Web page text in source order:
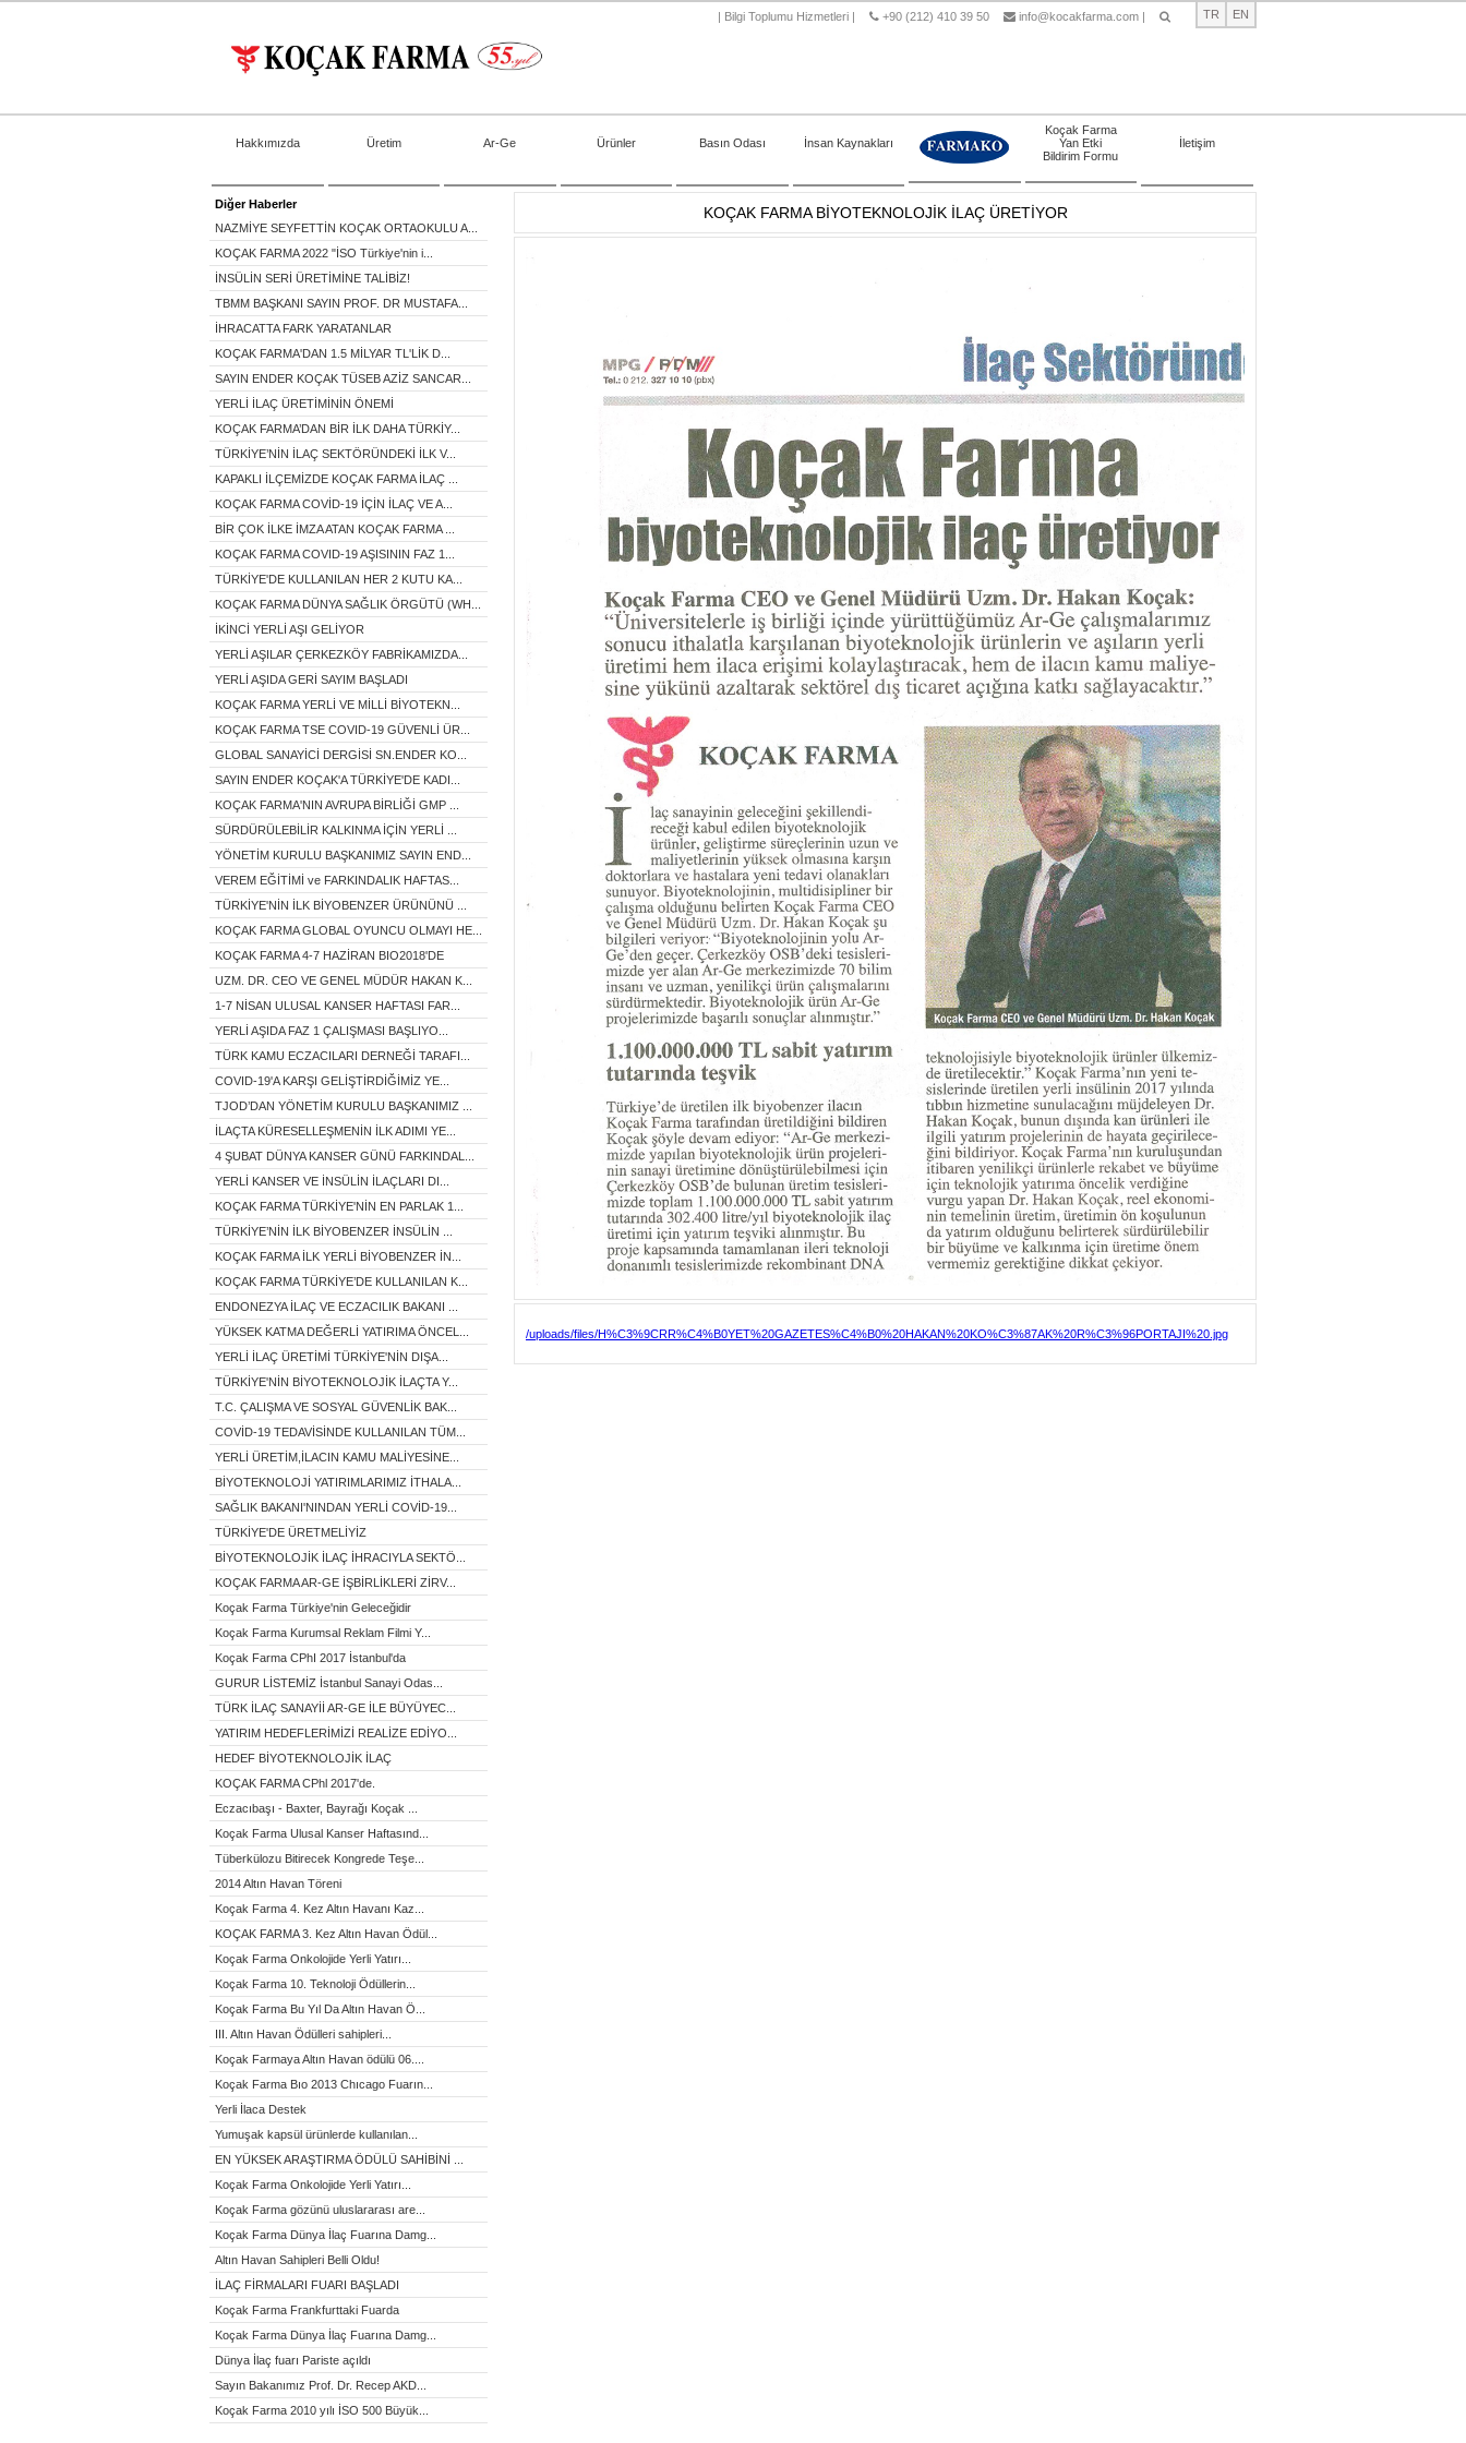
| Bilgi Toplumu Hizmetleri | +90 (212) 410 39 50 info@kocakfarma.com | TR EN
Hakkımızda Üretim Ar-Ge Ürünler Basın Odası İnsan Kaynakları
Koçak Farma
Yan Etki
Bildirim Formu
İletişim
Diğer Haberler
NAZMİYE SEYFETTİN KOÇAK ORTAOKULU A...
KOÇAK FARMA 2022 "İSO Türkiye'nin i...
İNSÜLİN SERİ ÜRETİMİNE TALİBİZ!
TBMM BAŞKANI SAYIN PROF. DR MUSTAFA...
İHRACATTA FARK YARATANLAR
KOÇAK FARMA'DAN 1.5 MİLYAR TL'LİK D...
SAYIN ENDER KOÇAK TÜSEB AZİZ SANCAR...
YERLİ İLAÇ ÜRETİMİNİN ÖNEMİ
KOÇAK FARMA’DAN BİR İLK DAHA TÜRKİY...
TÜRKİYE’NİN İLAÇ SEKTÖRÜNDEKİ İLK V...
KAPAKLI İLÇEMİZDE KOÇAK FARMA İLAÇ ...
KOÇAK FARMA COVİD-19 İÇİN İLAÇ VE A...
BİR ÇOK İLKE İMZA ATAN KOÇAK FARMA ...
KOÇAK FARMA COVID-19 AŞISININ FAZ 1...
TÜRKİYE'DE KULLANILAN HER 2 KUTU KA...
KOÇAK FARMA DÜNYA SAĞLIK ÖRGÜTÜ (WH...
İKİNCİ YERLİ AŞI GELİYOR
YERLİ AŞILAR ÇERKEZKÖY FABRİKAMIZDA...
YERLİ AŞIDA GERİ SAYIM BAŞLADI
KOÇAK FARMA YERLİ VE MİLLİ BİYOTEKN...
KOÇAK FARMA TSE COVID-19 GÜVENLİ ÜR...
GLOBAL SANAYİCİ DERGİSİ SN.ENDER KO...
SAYIN ENDER KOÇAK'A TÜRKİYE'DE KADI...
KOÇAK FARMA'NIN AVRUPA BİRLİĞİ GMP ...
SÜRDÜRÜLEBİLİR KALKINMA İÇİN YERLİ ...
YÖNETİM KURULU BAŞKANIMIZ SAYIN END...
VEREM EĞİTİMİ ve FARKINDALIK HAFTAS...
TÜRKİYE'NİN İLK BİYOBENZER ÜRÜNÜNÜ ...
KOÇAK FARMA GLOBAL OYUNCU OLMAYI HE...
KOÇAK FARMA 4-7 HAZİRAN BIO2018'DE
UZM. DR. CEO VE GENEL MÜDÜR HAKAN K...
1-7 NİSAN ULUSAL KANSER HAFTASI FAR...
YERLİ AŞIDA FAZ 1 ÇALIŞMASI BAŞLIYO...
TÜRK KAMU ECZACILARI DERNEĞİ TARAFI...
COVID-19'A KARŞI GELİŞTİRDİĞİMİZ YE...
TJOD’DAN YÖNETİM KURULU BAŞKANIMIZ ...
İLAÇTA KÜRESELLEŞMENİN İLK ADIMI YE...
4 ŞUBAT DÜNYA KANSER GÜNÜ FARKINDAL...
YERLİ KANSER VE İNSÜLİN İLAÇLARI DI...
KOÇAK FARMA TÜRKİYE'NİN EN PARLAK 1...
TÜRKİYE’NİN İLK BİYOBENZER İNSÜLİN ...
KOÇAK FARMA İLK YERLİ BİYOBENZER İN...
KOÇAK FARMA TÜRKİYE’DE KULLANILAN K...
ENDONEZYA İLAÇ VE ECZACILIK BAKANI ...
YÜKSEK KATMA DEĞERLİ YATIRIMA ÖNCEL...
YERLİ İLAÇ ÜRETİMİ TÜRKİYE'NİN DIŞA...
TÜRKİYE'NİN BİYOTEKNOLOJİK İLAÇTA Y...
T.C. ÇALIŞMA VE SOSYAL GÜVENLİK BAK...
COVİD-19 TEDAVİSİNDE KULLANILAN TÜM...
YERLİ ÜRETİM,İLACIN KAMU MALİYESİNE...
BİYOTEKNOLOJİ YATIRIMLARIMIZ İTHALA...
SAĞLIK BAKANI'NINDAN YERLİ COVİD-19...
TÜRKİYE'DE ÜRETMELİYİZ
BİYOTEKNOLOJİK İLAÇ İHRACIYLA SEKTÖ...
KOÇAK FARMA AR-GE İŞBİRLİKLERİ ZİRV...
Koçak Farma Türkiye'nin Geleceğidir
Koçak Farma Kurumsal Reklam Filmi Y...
Koçak Farma CPhI 2017 İstanbul'da
GURUR LİSTEMİZ İstanbul Sanayi Odas...
TÜRK İLAÇ SANAYİİ AR-GE İLE BÜYÜYEC...
YATIRIM HEDEFLERİMİZİ REALİZE EDİYO...
HEDEF BİYOTEKNOLOJİK İLAÇ
KOÇAK FARMA CPhl 2017'de.
Eczacıbaşı - Baxter, Bayrağı Koçak ...
Koçak Farma Ulusal Kanser Haftasınd...
Tüberkülozu Bitirecek Kongrede Teşe...
2014 Altın Havan Töreni
Koçak Farma 4. Kez Altın Havanı Kaz...
KOÇAK FARMA 3. Kez Altın Havan Ödül...
Koçak Farma Onkolojide Yerli Yatırı...
Koçak Farma 10. Teknoloji Ödüllerin...
Koçak Farma Bu Yıl Da Altın Havan Ö...
III. Altın Havan Ödülleri sahipleri...
Koçak Farmaya Altın Havan ödülü 06....
Koçak Farma Bıo 2013 Chıcago Fuarın...
Yerli İlaca Destek
Yumuşak kapsül ürünlerde kullanılan...
EN YÜKSEK ARAŞTIRMA ÖDÜLÜ SAHİBİNİ ...
Koçak Farma Onkolojide Yerli Yatırı...
Koçak Farma gözünü uluslararası are...
Koçak Farma Dünya İlaç Fuarına Damg...
Altın Havan Sahipleri Belli Oldu!
İLAÇ FİRMALARI FUARI BAŞLADI
Koçak Farma Frankfurttaki Fuarda
Koçak Farma Dünya İlaç Fuarına Damg...
Dünya İlaç fuarı Pariste açıldı
Sayın Bakanımız Prof. Dr. Recep AKD...
Koçak Farma 2010 yılı İSO 500 Büyük...
KOÇAK FARMA BİYOTEKNOLOJİK İLAÇ ÜRETİYOR
/uploads/files/H%C3%9CRR%C4%B0YET%20GAZETES%C4%B0%20HAKAN%20KO%C3%87AK%20R%C3%96PORTAJI%20.jpg